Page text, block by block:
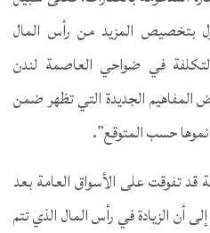
بتخصيص المزيد من رأس المال
في ضواحي العاصمة لندن
المفاهيم الجديدة التي تظهر ضمن
حسب المتوقع”.
تفوقت على الأسواق العامة بعد
لعام 2008، مشيرا إلى أن الزيادة في رأس المال الذي تتم